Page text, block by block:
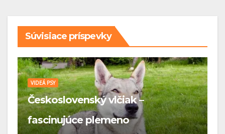
Súvisiace príspevky
VIDEÁ PSY
Československý vlčiak –
fascinujúce plemeno